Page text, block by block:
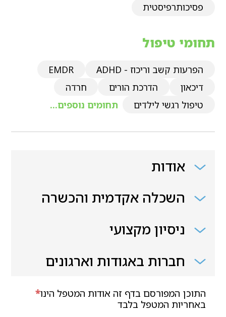
פסיכותרפיסטית
תחומי טיפול
הפרעות קשב וריכוז - ADHD
EMDR
דיכאון
הדרכת הורים
חרדה
טיפול רגשי לילדים
תחומים נוספים...
אודות
השכלה אקדמית והכשרה
ניסיון מקצועי
חברות באגודות וארגונים
*התוכן המפורסם בדף זה אודות המטפל הינו
באחריות המטפל בלבד